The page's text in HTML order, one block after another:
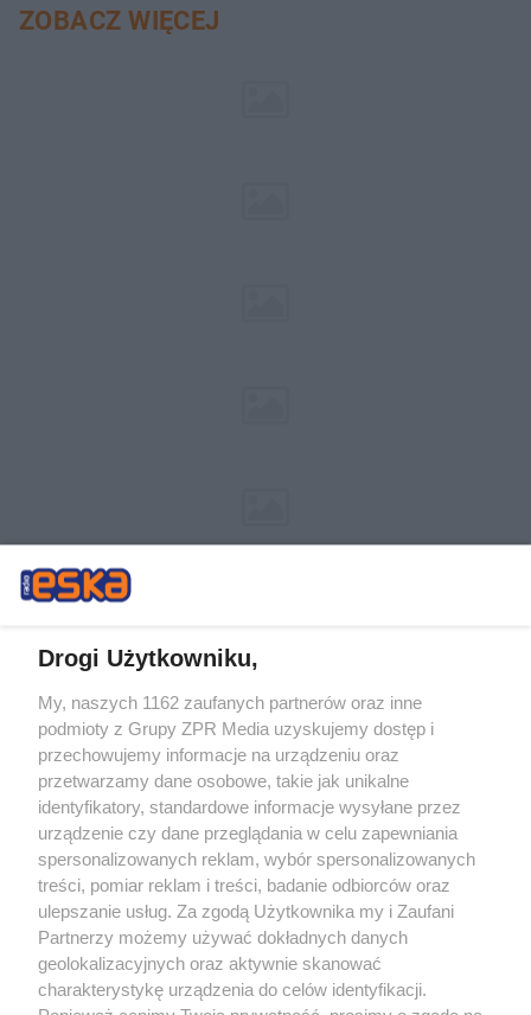
ZOBACZ WIĘCEJ
Żaden utwór zamieszczony w serwisie nie może być powielany i
rozpowszechniany lub dalej rozpowszechniany w jakikolwiek sposób (w
tym także elektroniczny lub mechaniczny) na jakimkolwiek polu
eksploatacji w jakiejkolwiek formie, włącznie z umieszczaniem w Internecie
bez pisemnej zgody właściciela praw. Jakiekolwiek użycie lub
wykorzystanie utworów w całości lub w części z naruszeniem prawa, tzn.
bez właściwej zgody, jest zabronione pod groźbą kary i może być ścigane
prawnie.
Drogi Użytkowniku,
My, naszych 1162 zaufanych partnerów oraz inne
podmioty z Grupy ZPR Media uzyskujemy dostęp i
przechowujemy informacje na urządzeniu oraz
przetwarzamy dane osobowe, takie jak unikalne
identyfikatory, standardowe informacje wysyłane przez
urządzenie czy dane przeglądania w celu zapewniania
spersonalizowanych reklam, wybór spersonalizowanych
treści, pomiar reklam i treści, badanie odbiorców oraz
ulepszanie usług. Za zgodą Użytkownika my i Zaufani
Partnerzy możemy używać dokładnych danych
geolokalizacyjnych oraz aktywnie skanować
charakterystykę urządzenia do celów identyfikacji.